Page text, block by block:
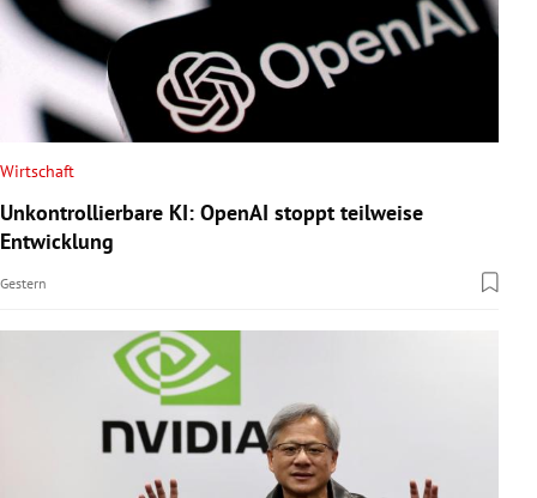
Wirtschaft
Unkontrollierbare KI: OpenAI stoppt teilweise
Entwicklung
Gestern